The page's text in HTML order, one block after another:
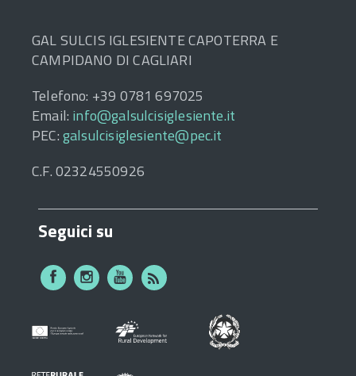
GAL SULCIS IGLESIENTE CAPOTERRA E
CAMPIDANO DI CAGLIARI
Telefono: +39 0781 697025
Email: info@galsulcisiglesiente.it
PEC:galsulcisiglesiente@pec.it
C.F. 02324550926
Seguici su